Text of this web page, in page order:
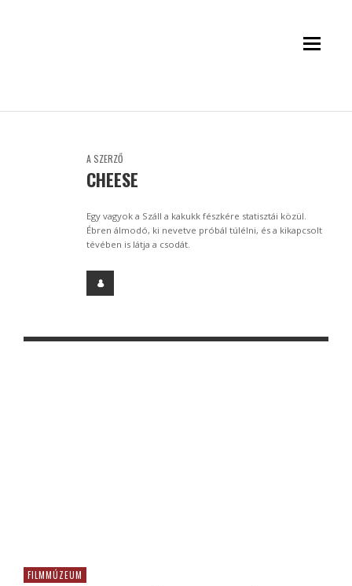
A SZERZŐ
CHEESE
Egy vagyok a Száll a kakukk fészkére statisztái közül.
Ébren álmodó, ki nevetve próbál túlélni, és a kikapcsolt
tévében is látja a csodát.
FILMMÚZEUM